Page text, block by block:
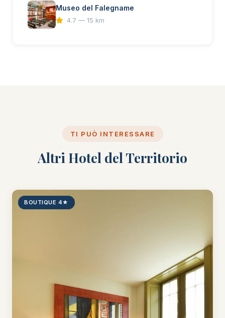
Museo del Falegname
4.7 — 15 km
TI PUÒ INTERESSARE
Altri Hotel del Territorio
BOUTIQUE 4★